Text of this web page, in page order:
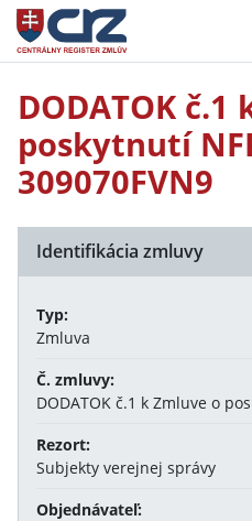
DODATOK č.1
poskytnutí
309070FVN9
Identifikácia zmluvy
Typ:
Zmluva
Č. zmluvy:
DODATOK č.1 k Zmluve o
Rezort:
Subjekty verejnej správy
Objednávateľ: